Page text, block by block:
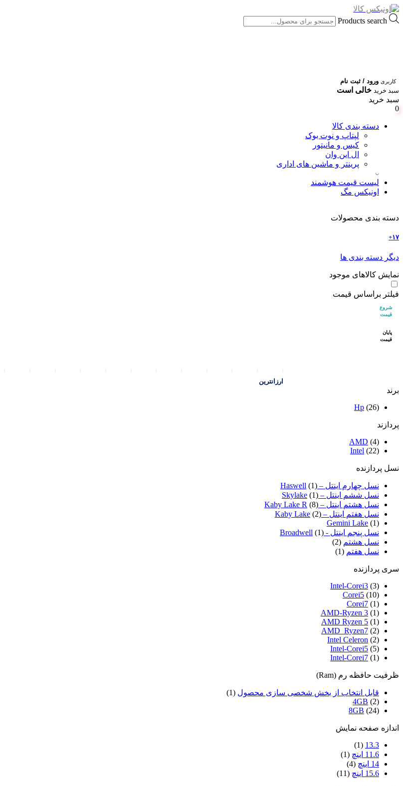
Products search
کاربری ورود / ثبت نام
سبد خرید خالی است
سبد خرید
0
دسته بندی کالا
لپتاپ و نوت بوک
کیس و مانیتور
ال این وان
پرینتر و ماشین های اداری
لیست قیمت هوشمند
اونیکس مگ
دسته بندی محصولات
۱۷+
دیگر دسته بندی ها
نمایش کالاهای موجود
فیلتر براساس قیمت
شروع
قیمت
پایان
قیمت
ارزانترین
برند
Hp (26)
پردازند
AMD (4)
Intel (22)
نسل پردازنده
نسل چهارم اینتل – Haswell (1)
نسل ششم اینتل – Skylake (1)
نسل هشتم اینتل – Kaby Lake R (8)
نسل هفتم اینتل – Kaby Lake (2)
Gemini Lake (1)
نسل پنجم اینتل - Broadwell (1)
نسل هشتم (2)
نسل هفتم (1)
سری پردازنده
Intel-Corei3 (3)
Corei5 (10)
Corei7 (1)
AMD-Ryzen 3 (1)
AMD Ryzen 5 (1)
AMD_Ryzen7 (2)
Intel Celeron (2)
Intel-Corei5 (5)
Intel-Corei7 (1)
ظرفیت حافظه رم (Ram)
قابل انتخاب از بخش شخصی سازی محصول (1)
4GB (2)
8GB (24)
اندازه صفحه نمایش
13.3
(1)
11.6 اینچ
(1)
14 اینچ
(4)
15.6 اینچ
(11)